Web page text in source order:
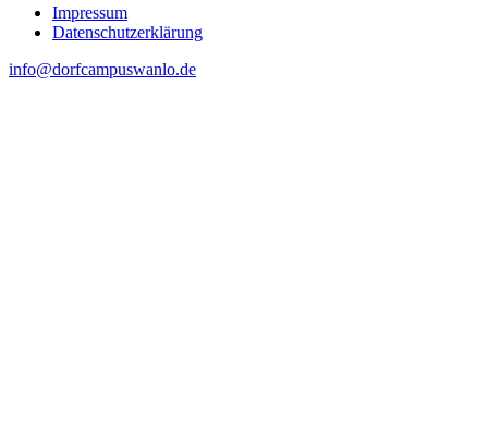
Skip
Impressum
Datenschutzerklärung
info@dorfcampuswanlo.de